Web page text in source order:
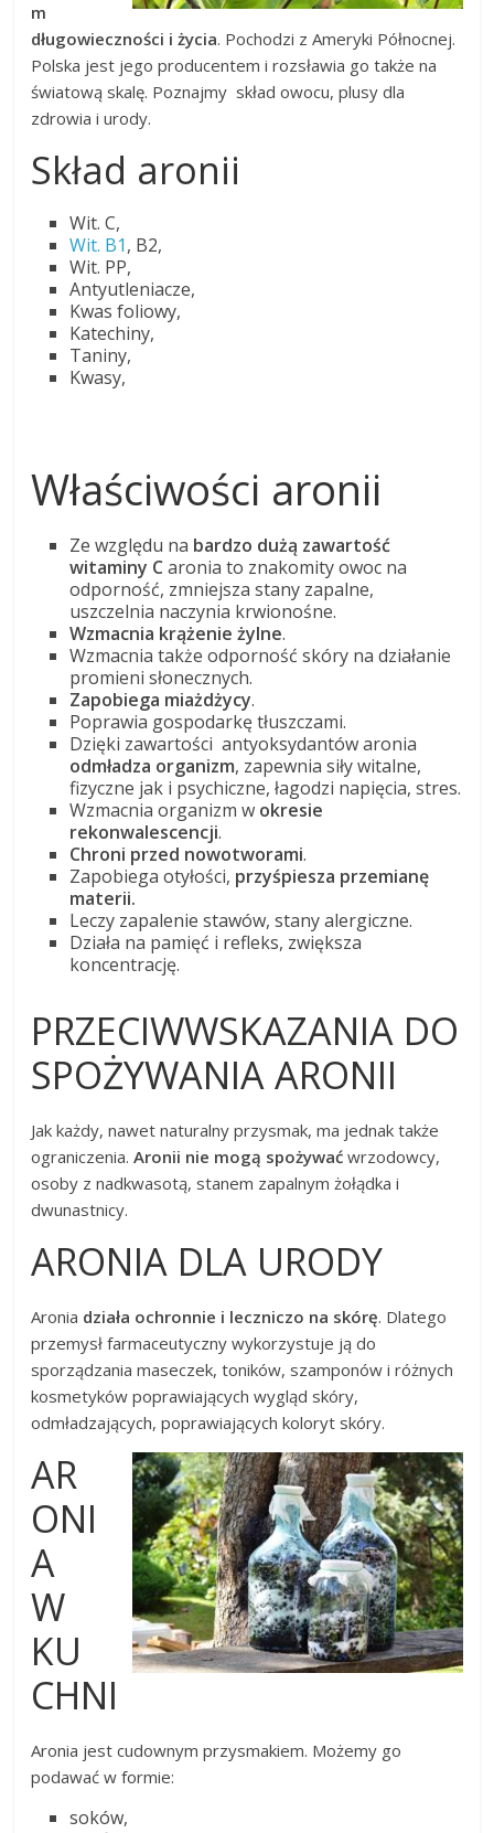
m
długowieczności i życia. Pochodzi z Ameryki Północnej.
Polska jest jego producentem i rozsławia go także na
światową skalę. Poznajmy skład owocu, plusy dla
zdrowia i urody.
Skład aronii
Wit. C,
Wit. B1, B2,
Wit. PP,
Antyutleniacze,
Kwas foliowy,
Katechiny,
Taniny,
Kwasy,
Właściwości aronii
Ze względu na bardzo dużą zawartość
witaminy Caronia to znakomity owoc na
odporność, zmniejsza stany zapalne,
uszczelnia naczynia krwionośne.
Wzmacnia krążenie żylne.
Wzmacnia także odporność skóry na działanie
promieni słonecznych.
Zapobiega miażdżycy.
Poprawia gospodarkę tłuszczami.
Dzięki zawartości antyoksydantów aronia
odmładza organizm, zapewnia siły witalne,
fizyczne jak i psychiczne, łagodzi napięcia, stres.
Wzmacnia organizm w okresie
rekonwalescencji.
Chroni przed nowotworami.
Zapobiega otyłości, przyśpiesza przemianę
materii.
Leczy zapalenie stawów, stany alergiczne.
Działa na pamięć i refleks, zwiększa
koncentrację.
PRZECIWWSKAZANIA DO
SPOŻYWANIA ARONII
Jak każdy, nawet naturalny przysmak, ma jednak także
ograniczenia.Aronii nie mogą spożywać wrzodowcy,
osoby z nadkwasotą, stanem zapalnym żołądka i
dwunastnicy.
ARONIA DLA URODY
Aronia działa ochronnie i leczniczo na skórę. Dlatego
przemysł farmaceutyczny wykorzystuje ją do
sporządzania maseczek, toników, szamponów i różnych
kosmetyków poprawiających wygląd skóry,
odmładzających, poprawiających koloryt skóry.
AR
ONI
A
W
KU
CHNI
Aronia jest cudownym przysmakiem. Możemy go
podawać w formie:
soków,